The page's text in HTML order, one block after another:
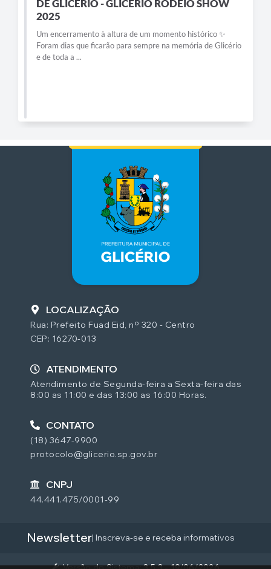
DE GLICÉRIO - GLICÉRIO RODEIO SHOW
2025
Um encerramento à altura de um momento histórico ✨
Foram dias que ficarão para sempre na memória de Glicério
e de toda a ...
LOCALIZAÇÃO
Rua: Prefeito Fuad Eid, nº 320 - Centro
CEP: 16270-013
CONTATO
(18) 3647-9900
protocolo@glicerio.sp.gov.br
ATENDIMENTO
Atendimento de Segunda-feira a Sexta-feira das
8:00 as 11:00 e das 13:00 as 16:00 Horas.
CNPJ
44.441.475/0001-99
Newsletter| Inscreva-se e receba informativos